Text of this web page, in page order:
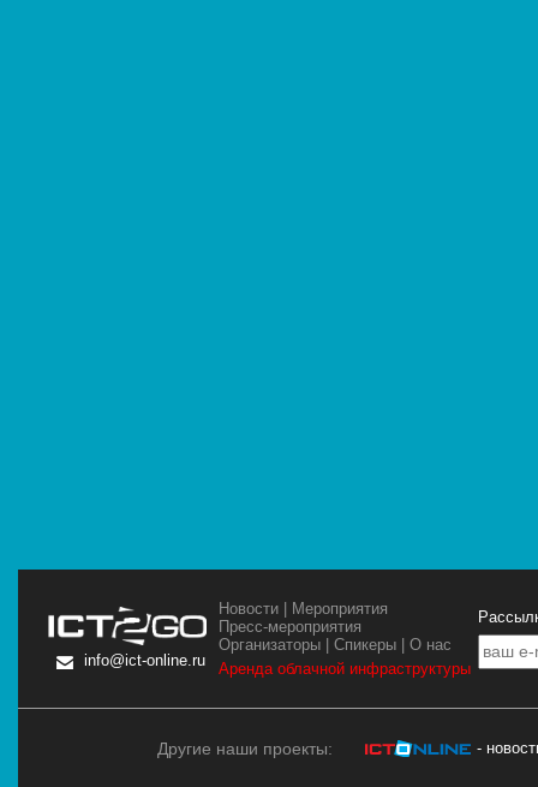
info@ict-online.ru
Новости | Мероприятия
Пресс-мероприятия
Организаторы |Спикеры |О нас
Аренда облачной инфраструктуры
Другие наши проекты: -